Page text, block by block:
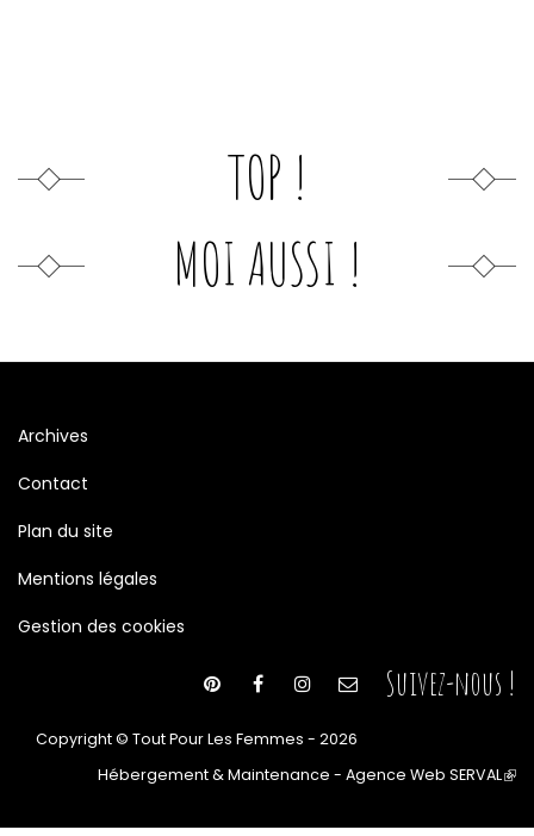
TOP !
MOI AUSSI !
Archives
Contact
Plan du site
Mentions légales
Gestion des cookies
Suivez-nous !
Copyright © Tout Pour Les Femmes - 2026
Hébergement & Maintenance - Agence Web SERVAL(le